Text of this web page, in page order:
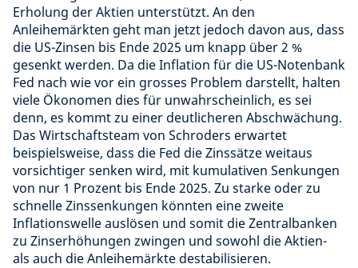
Erholung der Aktien unterstützt. An den
Anleihemärkten geht man jetzt jedoch davon aus, dass
die US-Zinsen bis Ende 2025 um knapp über 2 %
gesenkt werden. Da die Inflation für die US-Notenbank
Fed nach wie vor ein grosses Problem darstellt, halten
viele Ökonomen dies für unwahrscheinlich, es sei
denn, es kommt zu einer deutlicheren Abschwächung.
Das Wirtschaftsteam von Schroders erwartet
beispielsweise, dass die Fed die Zinssätze weitaus
vorsichtiger senken wird, mit kumulativen Senkungen
von nur 1 Prozent bis Ende 2025. Zu starke oder zu
schnelle Zinssenkungen könnten eine zweite
Inflationswelle auslösen und somit die Zentralbanken
zu Zinserhöhungen zwingen und sowohl die Aktien-
als auch die Anleihemärkte destabilisieren.